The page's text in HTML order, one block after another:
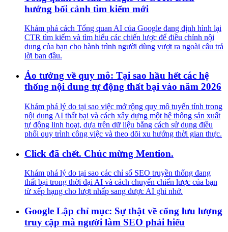
hướng bối cảnh tìm kiếm mới
Khám phá cách Tổng quan AI của Google đang định hình lại
CTR tìm kiếm và tìm hiểu các chiến lược để điều chỉnh nội
dung của bạn cho hành trình người dùng vượt ra ngoài câu trả
lời ban đầu.
Ảo tưởng về quy mô: Tại sao hầu hết các hệ
thống nội dung tự động thất bại vào năm 2026
Khám phá lý do tại sao việc mở rộng quy mô tuyến tính trong
nội dung AI thất bại và cách xây dựng một hệ thống sản xuất
tự động linh hoạt, dựa trên dữ liệu bằng cách sử dụng điều
phối quy trình công việc và theo dõi xu hướng thời gian thực.
Click đã chết. Chúc mừng Mention.
Khám phá lý do tại sao các chỉ số SEO truyền thống đang
thất bại trong thời đại AI và cách chuyển chiến lược của bạn
từ xếp hạng cho lượt nhấp sang được AI ghi nhớ.
Google Lập chỉ mục: Sự thật về cổng lưu lượng
truy cập mà người làm SEO phải hiểu